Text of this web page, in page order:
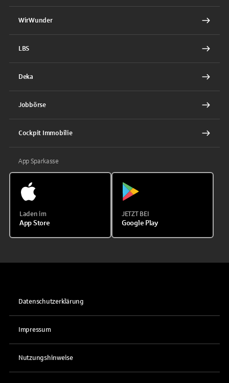
WirWunder
LBS
Deka
Jobbörse
Cockpit Immobilie
App Sparkasse
Laden im
App Store
JETZT BEI
Google Play
Datenschutzerklärung
Impressum
Nutzungshinweise